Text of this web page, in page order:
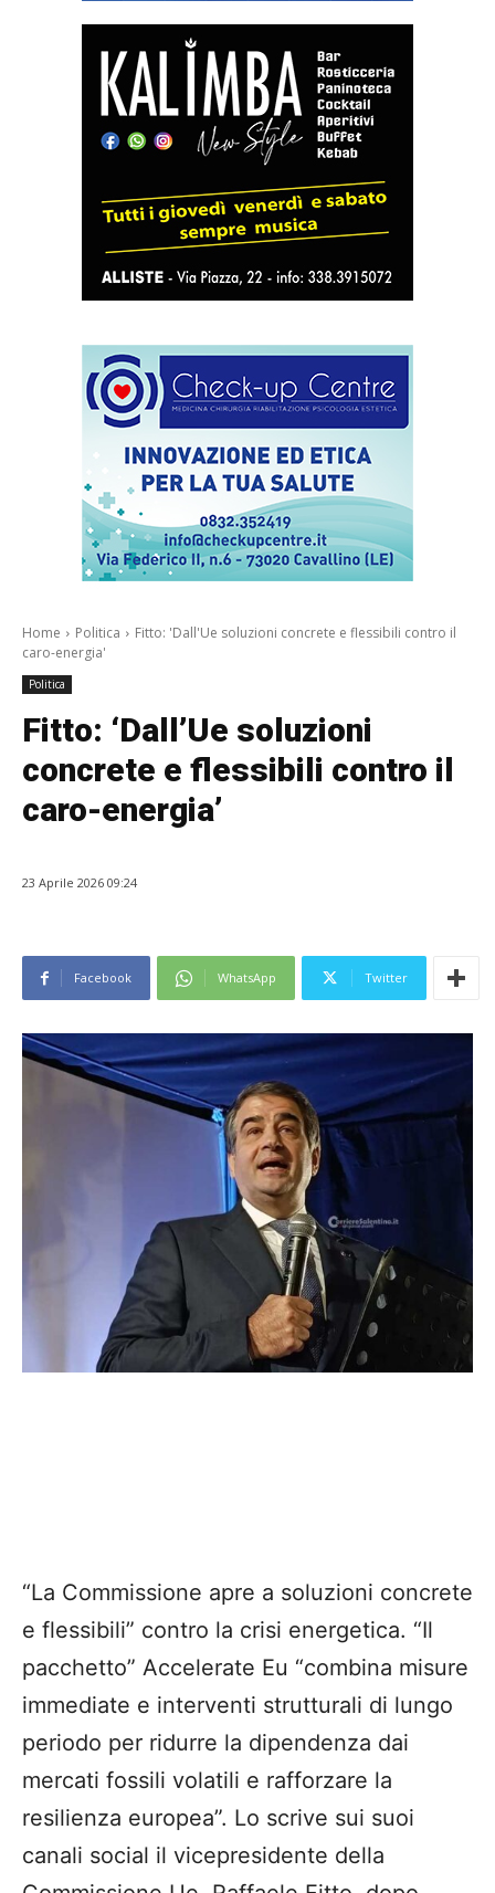
Home Politica
Fitto: 'Dall'Ue soluzioni concrete e flessibili contro il
caro-energia'
Politica
Fitto: ‘Dall’Ue soluzioni
concrete e flessibili contro il
caro-energia’
23 Aprile 2026 09:24
Facebook WhatsApp Twitter
“La Commissione apre a soluzioni concrete
e flessibili” contro la crisi energetica. “Il
pacchetto” Accelerate Eu “combina misure
immediate e interventi strutturali di lungo
periodo per ridurre la dipendenza dai
mercati fossili volatili e rafforzare la
resilienza europea”. Lo scrive sui suoi
canali social il vicepresidente della